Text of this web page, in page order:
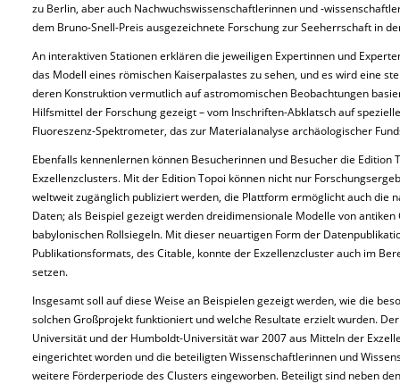
zu Berlin, aber auch Nachwuchswissenschaftlerinnen und -
dem Bruno-Snell-Preis ausgezeichnete Forschung zur Seeherrschaft in
An interaktiven Stationen erklären die jeweiligen Expertinnen und
das Modell eines römischen Kaiserpalastes zu sehen, und es wird eine
deren Konstruktion vermutlich auf astromomischen Beobachtungen
Hilfsmittel der Forschung gezeigt – vom Inschriften-Abklatsch auf
Fluoreszenz-Spektrometer, das zur Materialanalyse archäologischer
Ebenfalls kennenlernen können Besucherinnen und Besucher die
Exzellenzclusters. Mit der Edition Topoi können nicht nur
weltweit zugänglich publiziert werden, die Plattform ermöglicht auch die
Daten; als Beispiel gezeigt werden dreidimensionale Modelle von
babylonischen Rollsiegeln. Mit dieser neuartigen Form der
Publikationsformats, des Citable, konnte der Exzellenzcluster auch im
setzen.
Insgesamt soll auf diese Weise an Beispielen gezeigt werden, wie die
solchen Großprojekt funktioniert und welche Resultate erzielt wurden.
Universität und der Humboldt-Universität war 2007 aus Mitteln der
eingerichtet worden und die beteiligten Wissenschaftlerinnen und
weitere Förderperiode des Clusters eingeworben. Beteiligt sind neben